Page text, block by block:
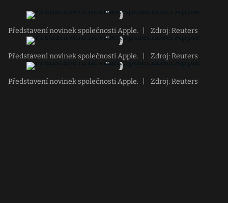
Představení novinek společnosti Apple. Zdroj: Reuters
Představení novinek společnosti Apple. Zdroj: Reuters
Představení novinek společnosti Apple. Zdroj: Reuters